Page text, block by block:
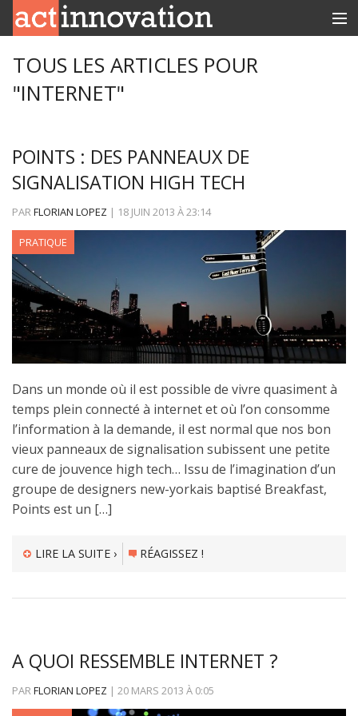
INNOBOX
TOUS LES ARTICLES POUR
"INTERNET"
POINTS : DES PANNEAUX DE
SIGNALISATION HIGH TECH
PARFLORIAN LOPEZ | 18 JUIN 2013 À23:14
PRATIQUE
Dans un monde où il est possible de vivre quasiment à
temps plein connecté à internet et où l’on consomme
l’information à la demande, il est normal que nos bon
vieux panneaux de signalisation subissent une petite
cure de jouvence high tech… Issu de l’imagination d’un
groupe de designers new-yorkais baptisé Breakfast,
Points est un […]
LIRE LA SUITE › RÉAGISSEZ !
A QUOI RESSEMBLE INTERNET ?
PARFLORIAN LOPEZ | 20 MARS 2013 À 0:05